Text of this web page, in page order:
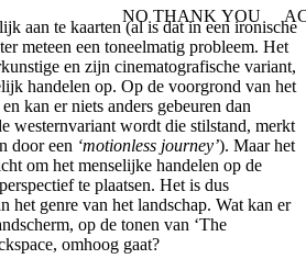
aan te kaarten (al is dat in een ironische
meteen een toneelmatig probleem. Het
en zijn cinematografische variant,
handelen op. Op de voorgrond van het
kan er niets anders gebeuren dan
westernvariant wordt die stilstand, merkt
door een ‘motionless journey’). Maar het
om het menselijke handelen op de
te plaatsen. Het is dus
het genre van het landschap. Wat kan er
op de tonen van ‘The
omhoog gaat?
NO THANK YOU
WITHDRAW